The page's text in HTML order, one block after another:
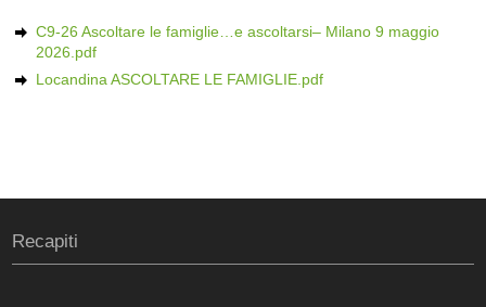
C9-26 Ascoltare le famiglie…e ascoltarsi– Milano 9 maggio
2026.pdf
Locandina ASCOLTARE LE FAMIGLIE.pdf
Recapiti